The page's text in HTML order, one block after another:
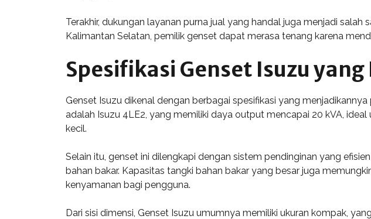
Terakhir, dukungan layanan purna jual yang handal juga menjadi
Kalimantan Selatan, pemilik genset dapat merasa tenang karena
Spesifikasi Genset Isuzu yang
Genset Isuzu dikenal dengan berbagai spesifikasi yang
adalah Isuzu 4LE2, yang memiliki daya output mencapai 20 kVA,
kecil.
Selain itu, genset ini dilengkapi dengan sistem pendinginan yang
bahan bakar. Kapasitas tangki bahan bakar yang besar juga
kenyamanan bagi pengguna.
Dari sisi dimensi, Genset Isuzu umumnya memiliki ukuran kompak,